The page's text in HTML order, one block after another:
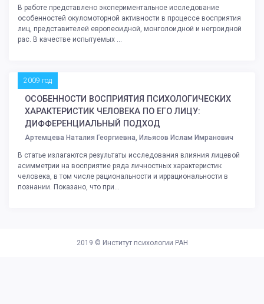
В работе представлено экспериментальное исследование
особенностей окуломоторной активности в процессе восприятия
лиц, представителей европеоидной, монголоидной и негроидной
рас. В качестве испытуемых ...
2009 год
ОСОБЕННОСТИ ВОСПРИЯТИЯ ПСИХОЛОГИЧЕСКИХ
ХАРАКТЕРИСТИК ЧЕЛОВЕКА ПО ЕГО ЛИЦУ:
ДИФФЕРЕНЦИАЛЬНЫЙ ПОДХОД
Артемцева Наталия Георгиевна, Ильясов Ислам Имранович
В статье излагаются результаты исследования влияния лицевой
асимметрии на восприятие ряда личностных характеристик
человека, в том числе рациональности и иррациональности в
познании. Показано, что при...
2019 © Институт психологии РАН